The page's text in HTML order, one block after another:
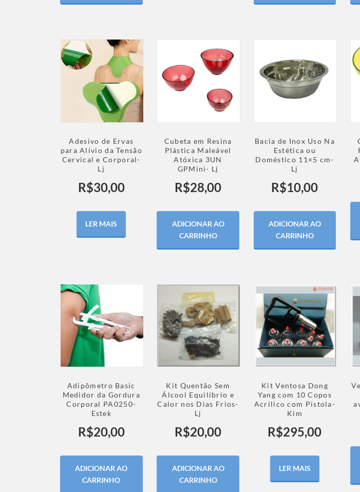
Adesivo de Ervas
para Alívio da Tensão
Cervical e Corporal-
Lj
R$30,00
LER MAIS
Cubeta em Resina
Plástica Maleável
Atóxica 3UN
GPMini- Lj
R$28,00
ADICIONAR AO
CARRINHO
Bacia de Inox Uso Na
Estética ou
Doméstico 11×5 cm-
Lj
R$10,00
ADICIONAR AO
CARRINHO
Adipômetro Basic
Medidor da Gordura
Corporal PA0250-
Estek
R$20,00
ADICIONAR AO
CARRINHO
Kit Quentão Sem
Álcool Equilíbrio e
Calor nos Dias Frios-
Lj
R$20,00
ADICIONAR AO
CARRINHO
Kit Ventosa Dong
Yang com 10 Copos
Acrílico com Pistola-
Kim
R$295,00
LER MAIS